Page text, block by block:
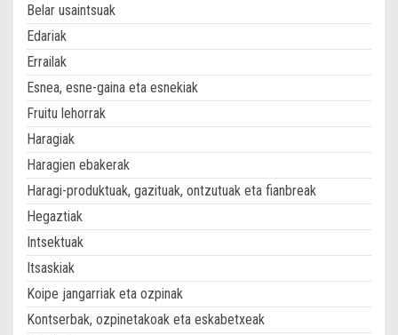
Belar usaintsuak
Edariak
Errailak
Esnea, esne-gaina eta esnekiak
Fruitu lehorrak
Haragiak
Haragien ebakerak
Haragi-produktuak, gazituak, ontzutuak eta fianbreak
Hegaztiak
Intsektuak
Itsaskiak
Koipe jangarriak eta ozpinak
Kontserbak, ozpinetakoak eta eskabetxeak